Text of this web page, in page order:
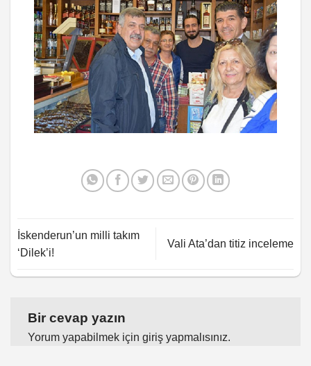
İskenderun’un milli takım
‘Dilek’i!
Vali Ata’dan titiz inceleme
Bir cevap yazın
Yorum yapabilmek için giriş yapmalısınız.